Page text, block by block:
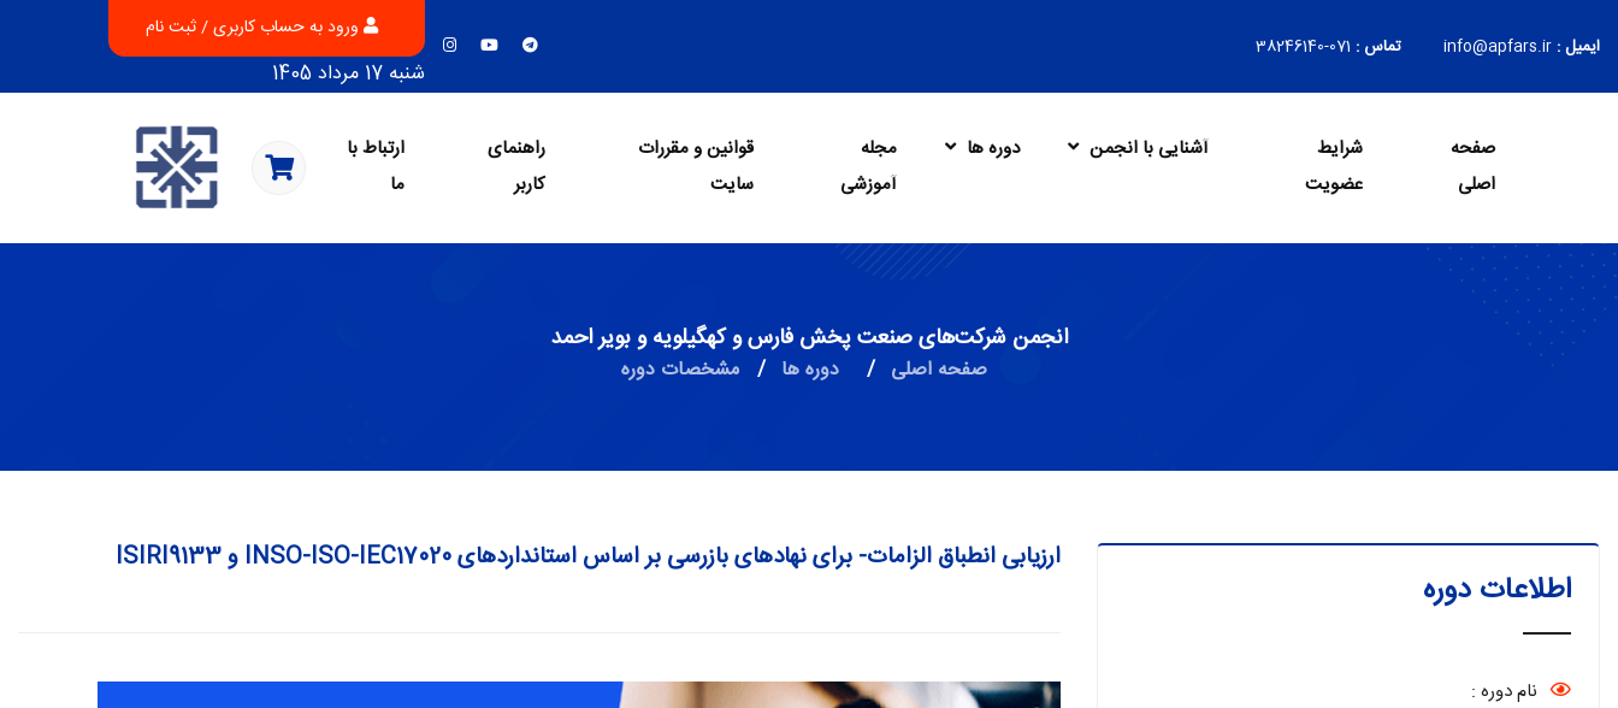
تماس : 071-38246140 ایمیل : info@apfars.ir
ورود به حساب کاربری / ثبت نام
شنبه 17 مرداد 1405
صفحه
اصلی
شرایط
عضویت
آشنایی با انجمن دوره ها
مجله
آموزشی
قوانین و مقررات
سایت
راهنمای
کاربر
ارتباط با
ما
انجمن شرکت‌های صنعت پخش فارس و کهگیلویه و بویر احمد
صفحه اصلی / دوره ها / مشخصات دوره
اطلاعات دوره
نام دوره :
ارزیابی انطباق الزامات- برای نهادهای بازرسی بر اساس استانداردهای INSO-ISO-IEC17020 و ISIRI9133